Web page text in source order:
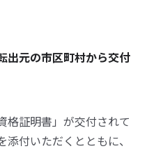
元の市区町村から交付
格証明書」が交付されて
付いただくとともに、